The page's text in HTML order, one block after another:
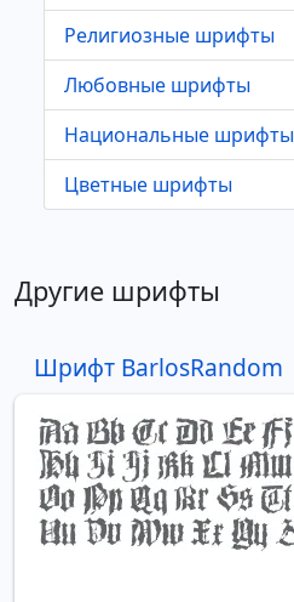
Религиозные шрифты
Любовные шрифты
Национальные шрифты
Цветные шрифты
Другие шрифты
Шрифт BarlosRandom